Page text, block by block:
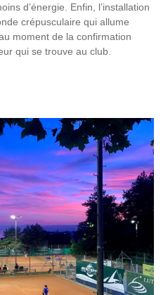
d’énergie. Enfin, l’installation
crépusculaire qui allume
moment de la confirmation
qui se trouve au club.